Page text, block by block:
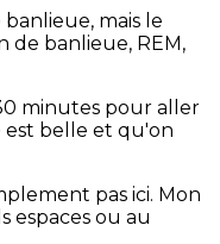
mais le
de banlieue, REM,
minutes pour aller
belle et qu'on
pas ici. Mon
espaces ou au